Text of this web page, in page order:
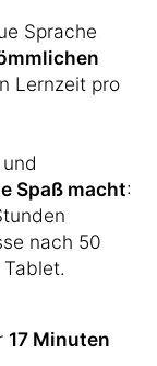
Sprache
Lernzeit pro
Spaß macht:
nach 50
17 Minuten